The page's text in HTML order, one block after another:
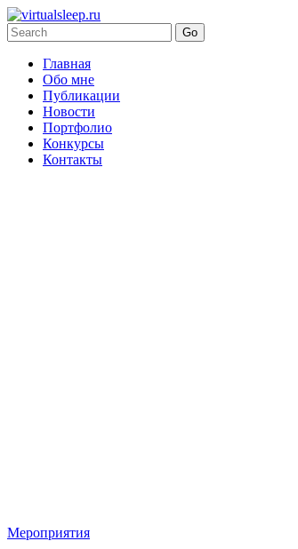
Главная
Обо мне
Публикации
Новости
Портфолио
Конкурсы
Контакты
Мероприятия